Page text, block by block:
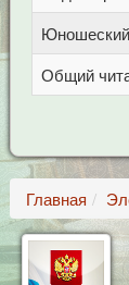
Общий
Главная